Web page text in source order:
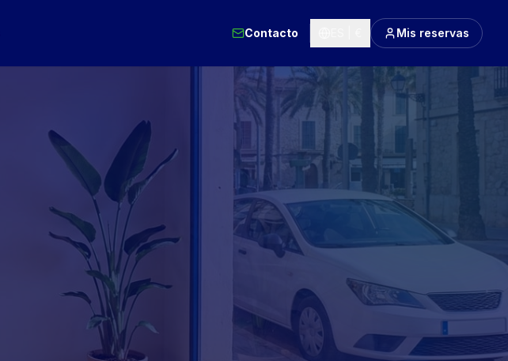
Contacto Mis reservas